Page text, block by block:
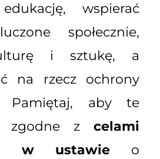
wspierać
społecznie,
i sztukę, a
na rzecz ochrony
Pamiętaj, aby te
zgodne z celami
w ustawie o